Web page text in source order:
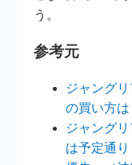
う。
参考元
ジャング
の買い方は
ジャング
は予定通